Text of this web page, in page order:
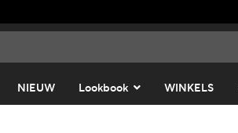
NIEUW Lookbook WINKELS